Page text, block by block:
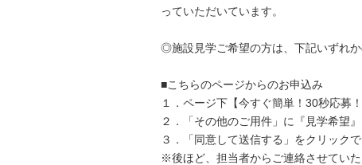
っていただいています。
◎施設見学ご希望の方は、下記いずれか
■こちらのページからのお申込み
１．ページ下【今すぐ簡単！30秒応募
２．「その他のご用件」に『見学希望
３．「同意して送信する」をクリック
※後ほど、担当者からご連絡させていた